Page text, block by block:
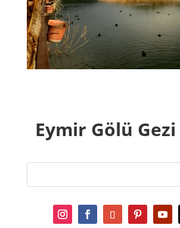
Eymir Gölü Gezi